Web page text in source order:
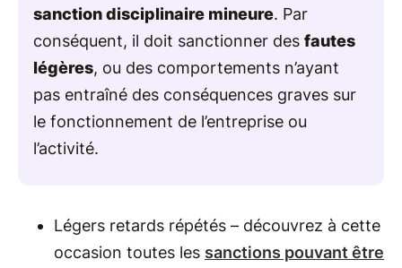
sanction disciplinaire mineure. Par
conséquent, il doit sanctionner des fautes
légères, ou des comportements n’ayant
pas entraîné des conséquences graves sur
le fonctionnement de l’entreprise ou
l’activité.
Légers retards répétés – découvrez à cette
occasion toutes les sanctions pouvant être